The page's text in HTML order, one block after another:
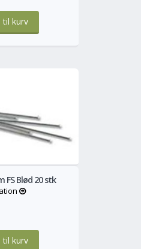
Mere
FS Blød 20 stk